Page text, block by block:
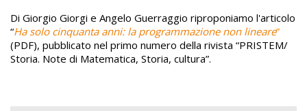
Di Giorgio Giorgi e Angelo Guerraggio riproponiamo l'articolo
“Ha solo cinquanta anni: la programmazione non lineare”
(PDF), pubblicato nel primo numero della rivista “PRISTEM/
Storia. Note di Matematica, Storia, cultura”.